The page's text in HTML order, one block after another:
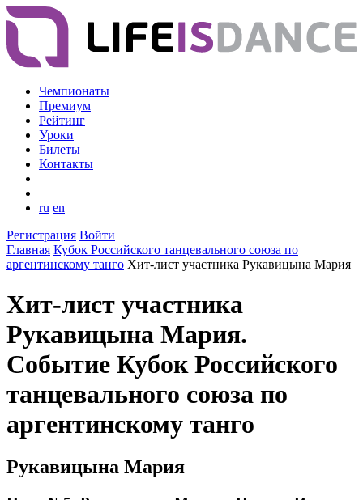
Чемпионаты
Премиум
Рейтинг
Уроки
Билеты
Контакты
ru en
Регистрация Войти
Главная Кубок Российского танцевального союза по
аргентинскому танго Хит-лист участника Рукавицына Мария
Хит-лист участника
Рукавицына Мария.
Событие Кубок Российского
танцевального союза по
аргентинскому танго
Рукавицына Мария